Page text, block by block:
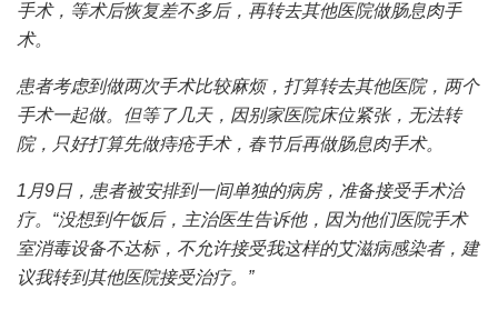
手术，等术后恢复差不多后，再转去其他医院做肠息肉手
术。
患者考虑到做两次手术比较麻烦，打算转去其他医院，两个
手术一起做。但等了几天，因别家医院床位紧张，无法转
院，只好打算先做痔疮手术，春节后再做肠息肉手术。
1月9日，患者被安排到一间单独的病房，准备接受手术治
疗。“没想到午饭后，主治医生告诉他，因为他们医院手术
室消毒设备不达标，不允许接受我这样的艾滋病感染者，建
议我转到其他医院接受治疗。”